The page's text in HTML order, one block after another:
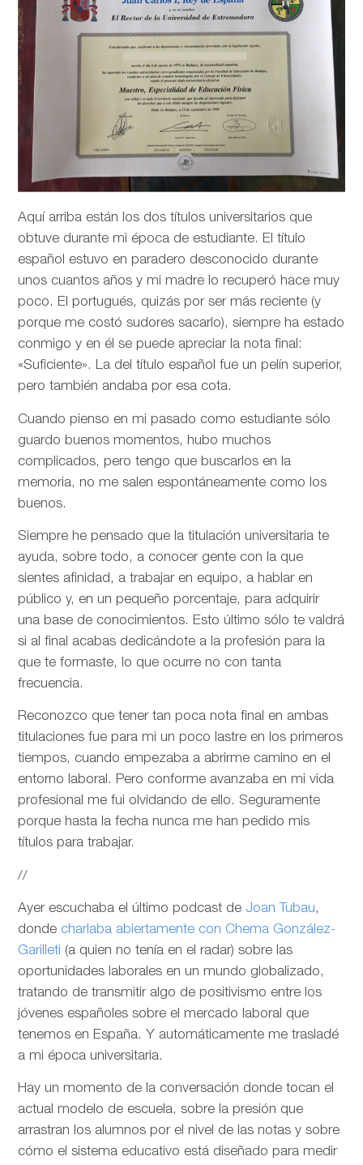
Aquí arriba están los dos títulos universitarios que
obtuve durante mi época de estudiante. El título
español estuvo en paradero desconocido durante
unos cuantos años y mi madre lo recuperó hace muy
poco. El portugués, quizás por ser más reciente (y
porque me costó sudores sacarlo), siempre ha estado
conmigo y en él se puede apreciar la nota final:
«Suficiente». La del título español fue un pelín superior,
pero también andaba por esa cota.
Cuando pienso en mi pasado como estudiante sólo
guardo buenos momentos, hubo muchos
complicados, pero tengo que buscarlos en la
memoria, no me salen espontáneamente como los
buenos.
Siempre he pensado que la titulación universitaria te
ayuda, sobre todo, a conocer gente con la que
sientes afinidad, a trabajar en equipo, a hablar en
público y, en un pequeño porcentaje, para adquirir
una base de conocimientos. Esto último sólo te valdrá
si al final acabas dedicándote a la profesión para la
que te formaste, lo que ocurre no con tanta
frecuencia.
Reconozco que tener tan poca nota final en ambas
titulaciones fue para mi un poco lastre en los primeros
tiempos, cuando empezaba a abrirme camino en el
entorno laboral. Pero conforme avanzaba en mi vida
profesional me fui olvidando de ello. Seguramente
porque hasta la fecha nunca me han pedido mis
títulos para trabajar.
//
Ayer escuchaba el último podcast de Joan Tubau,
donde charlaba abiertamente con Chema González-
Garilleti (a quien no tenía en el radar) sobre las
oportunidades laborales en un mundo globalizado,
tratando de transmitir algo de positivismo entre los
jóvenes españoles sobre el mercado laboral que
tenemos en España. Y automáticamente me trasladé
a mi época universitaria.
Hay un momento de la conversación donde tocan el
actual modelo de escuela, sobre la presión que
arrastran los alumnos por el nivel de las notas y sobre
cómo el sistema educativo está diseñado para medir